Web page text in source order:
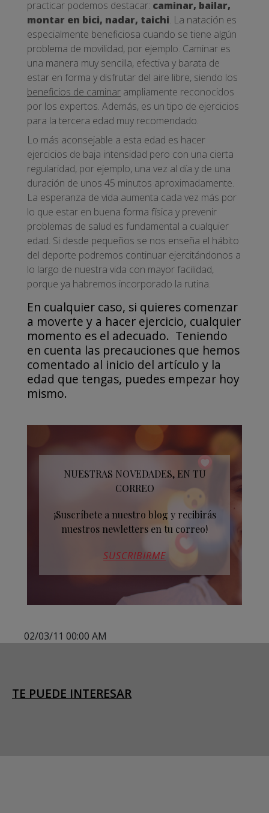
practicar podemos destacar: caminar, bailar,
montar en bici, nadar, taichi. La natación es
especialmente beneficiosa cuando se tiene algún
problema de movilidad, por ejemplo. Caminar es
una manera muy sencilla, efectiva y barata de
estar en forma y disfrutar del aire libre, siendo los
beneficios de caminar ampliamente reconocidos
por los expertos. Además, es un tipo de ejercicios
para la tercera edad muy recomendado.
Lo más aconsejable a esta edad es hacer
ejercicios de baja intensidad pero con una cierta
regularidad, por ejemplo, una vez al día y de una
duración de unos 45 minutos aproximadamente.
La esperanza de vida aumenta cada vez más por
lo que estar en buena forma física y prevenir
problemas de salud es fundamental a cualquier
edad. Si desde pequeños se nos enseña el hábito
del deporte podremos continuar ejercitándonos a
lo largo de nuestra vida con mayor facilidad,
porque ya habremos incorporado la rutina.
En cualquier caso, si quieres comenzar
a moverte y a hacer ejercicio, cualquier
momento es el adecuado. Teniendo
en cuenta las precauciones que hemos
comentado al inicio del artículo y la
edad que tengas, puedes empezar hoy
mismo.
NUESTRAS NOVEDADES, EN TU
CORREO
¡Suscríbete a nuestro blog y recibirás
nuestros newletters en tu correo!
SUSCRIBIRME
02/03/11 00:00 AM
TE PUEDE INTERESAR